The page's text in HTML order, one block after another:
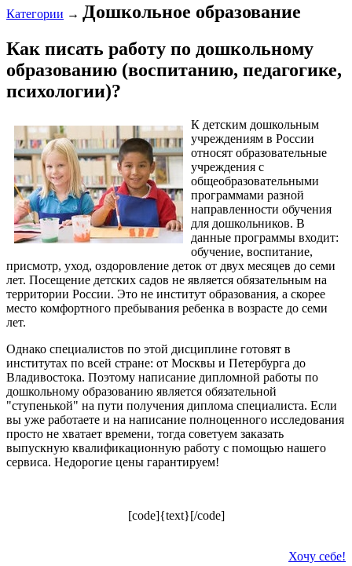
Категории → Дошкольное образование
Как писать работу по дошкольному
образованию (воспитанию, педагогике,
психологии)?
К детским дошкольным
учреждениям в России
относят образовательные
учреждения с
общеобразовательными
программами разной
направленности обучения
для дошкольников. В
данные программы входит:
обучение, воспитание,
присмотр, уход, оздоровление деток от двух месяцев до семи
лет. Посещение детских садов не является обязательным на
территории России. Это не институт образования, а скорее
место комфортного пребывания ребенка в возрасте до семи
лет.
Однако специалистов по этой дисциплине готовят в
институтах по всей стране: от Москвы и Петербурга до
Владивостока. Поэтому написание дипломной работы по
дошкольному образованию является обязательной
"ступенькой" на пути получения диплома специалиста. Если
вы уже работаете и на написание полноценного исследования
просто не хватает времени, тогда советуем заказать
выпускную квалификационную работу с помощью нашего
сервиса. Недорогие цены гарантируем!
[code]{text}[/code]
Хочу себе!